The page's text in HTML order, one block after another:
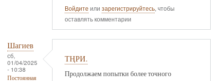
Войдите или зарегистрируйтесь, чтобы
оставлять комментарии
Шагиев
сб,
01/04/2025
- 10:38
Постоянная
ТҢРИ.
Продолжаем попытки более точного